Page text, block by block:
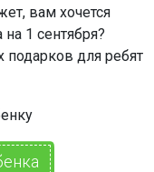
вам хочется
1 сентября?
для ребят